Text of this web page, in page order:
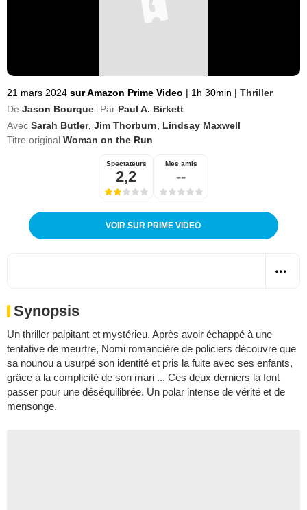
21 mars 2024 sur Amazon Prime Video | 1h 30min | Thriller
De Jason Bourque Par Paul A. Birkett
Avec Sarah Butler, Jim Thorburn
Lindsay Maxwell
Titre original Woman on the Run
Spectateurs
2,2
Mes amis
--
VOIR SUR PRIME VIDEO
Synopsis
Un thriller palpitant et mystérieu. Après avoir échappé à une
tentative de meurtre, Nomi romancière de policiers découvre que
sa nounou a usurpé son identité et pris la fuite avec ses enfants,
grâce à la complicité de son mari ... Ces deux derniers la font
passer pour une déséquilibrée. Un polar intense de vérité et de
mensonge.